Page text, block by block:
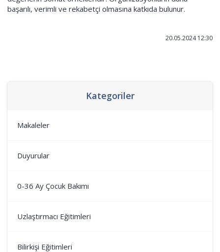
Kategoriler
Makaleler
Duyurular
0-36 Ay Çocuk Bakımı
Uzlaştırmacı Eğitimleri
Bilirkişi Eğitimleri
başarılı, verimli ve rekabetçi olmasına katkıda bulunur.
20.05.2024 12:30